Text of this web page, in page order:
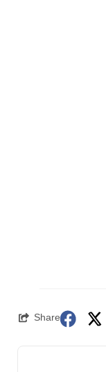
Share